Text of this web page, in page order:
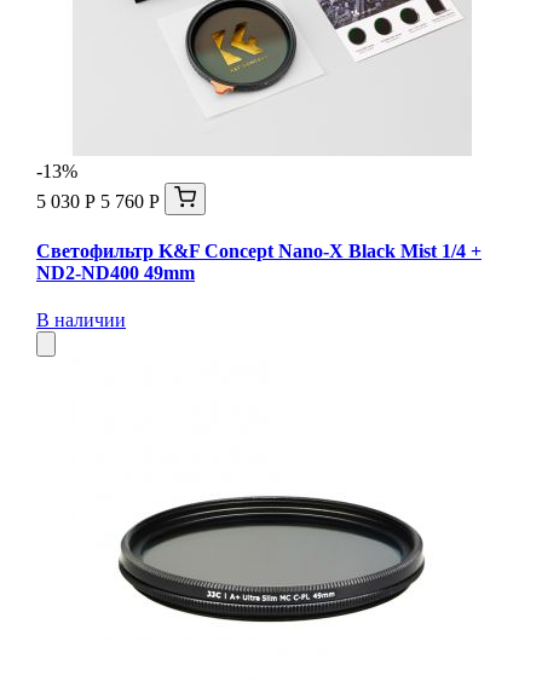
-13%
5 030 Р 5 760 Р
Светофильтр K&F Concept Nano-X Black Mist 1/4 +
ND2-ND400 49mm
В наличии